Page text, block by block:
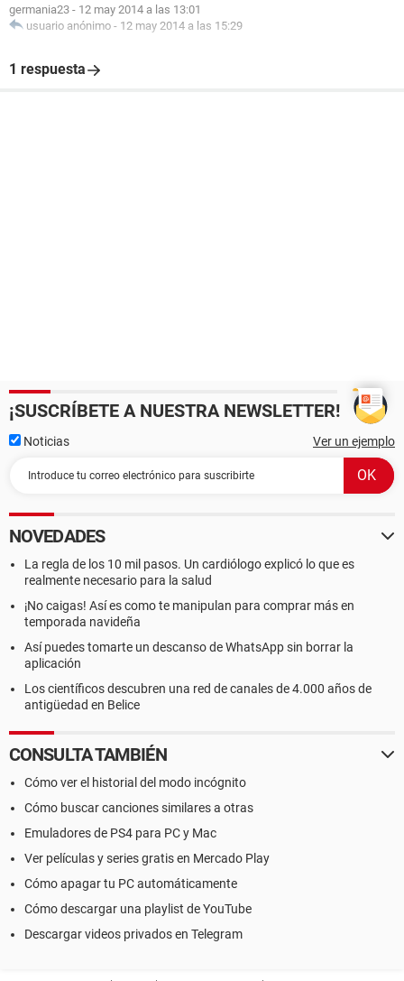
germania23 - 12 may 2014 a las 13:01
usuario anónimo - 12 may 2014 a las 15:29
1 respuesta
¡SUSCRÍBETE A NUESTRA NEWSLETTER!
Noticias Ver un ejemplo
NOVEDADES
La regla de los 10 mil pasos. Un cardiólogo explicó lo que es
realmente necesario para la salud
¡No caigas! Así es como te manipulan para comprar más en
temporada navideña
Así puedes tomarte un descanso de WhatsApp sin borrar la
aplicación
Los científicos descubren una red de canales de 4.000 años de
antigüedad en Belice
CONSULTA TAMBIÉN
Cómo ver el historial del modo incógnito
Cómo buscar canciones similares a otras
Emuladores de PS4 para PC y Mac
Ver películas y series gratis en Mercado Play
Cómo apagar tu PC automáticamente
Cómo descargar una playlist de YouTube
Descargar videos privados en Telegram